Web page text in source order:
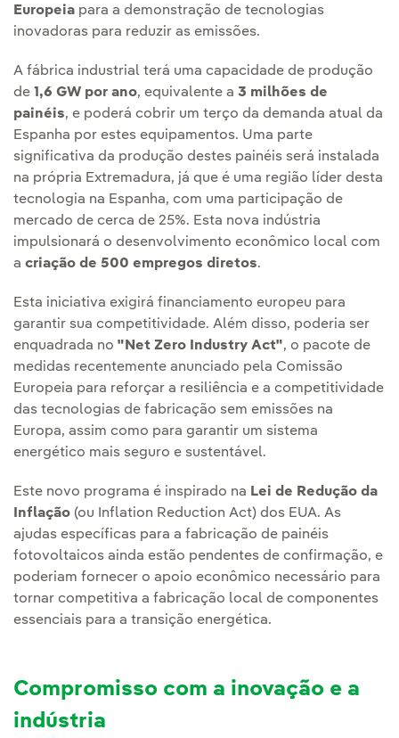
Europeia para a demonstração de tecnologias
inovadoras para reduzir as emissões.
A fábrica industrial terá uma capacidade de produção
de 1,6 GW por ano, equivalente a 3 milhões de
painéis, e poderá cobrir um terço da demanda atual da
Espanha por estes equipamentos. Uma parte
significativa da produção destes painéis será instalada
na própria Extremadura, já que é uma região líder desta
tecnologia na Espanha, com uma participação de
mercado de cerca de 25%. Esta nova indústria
impulsionará o desenvolvimento econômico local com
a criação de 500 empregos diretos.
Esta iniciativa exigirá financiamento europeu para
garantir sua competitividade. Além disso, poderia ser
enquadrada no "Net Zero Industry Act", o pacote de
medidas recentemente anunciado pela Comissão
Europeia para reforçar a resiliência e a competitividade
das tecnologias de fabricação sem emissões na
Europa, assim como para garantir um sistema
energético mais seguro e sustentável.
Este novo programa é inspirado na Lei de Redução da
Inflação (ou Inflation Reduction Act) dos EUA. As
ajudas específicas para a fabricação de painéis
fotovoltaicos ainda estão pendentes de confirmação, e
poderiam fornecer o apoio econômico necessário para
tornar competitiva a fabricação local de componentes
essenciais para a transição energética.
Compromisso com a inovação e a
indústria